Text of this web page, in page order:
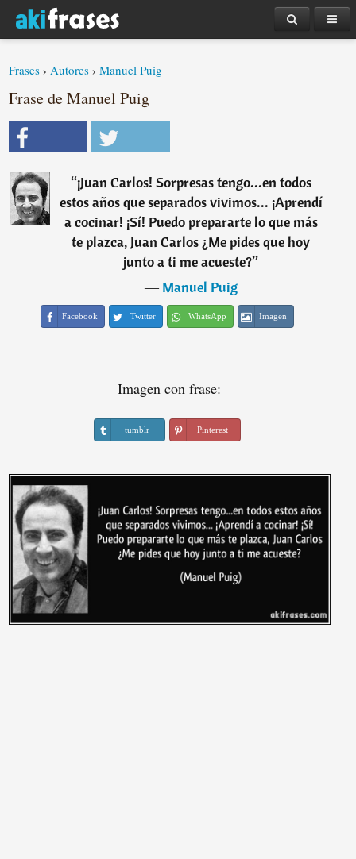
Frases ›Autores ›Manuel Puig
Frase de Manuel Puig
“¡Juan Carlos! Sorpresas tengo...en todos
estos años que separados vivimos... ¡Aprendí
a cocinar! ¡Sí! Puedo prepararte lo que más
te plazca, Juan Carlos ¿Me pides que hoy
junto a ti me acueste?”
―Manuel Puig
Facebook Twitter WhatsApp Imagen
Imagen con frase:
tumblr Pinterest